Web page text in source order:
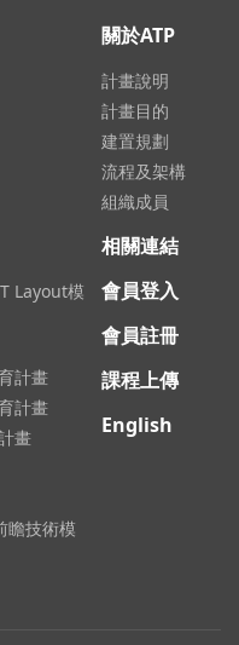
關於ATP
計畫說明
計畫目的
建置規劃
流程及架構
組織成員
Layout模
計畫
計畫
畫
瞻技術模
相關連結
會員登入
會員註冊
課程上傳
English